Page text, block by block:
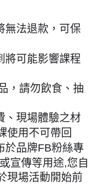
無法退款，可保
將可能影響課程
，請勿飲食、抽
、現場體驗之材
使用不可帶回
於品牌FB粉絲專
宣傳等用途,您自
現場活動開始前